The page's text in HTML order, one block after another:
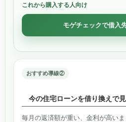
これから購入する人向け
モゲチェックで借入
おすすめ導線②
今の住宅ローンを借り換えで
毎月の返済額が重い、金利が高い